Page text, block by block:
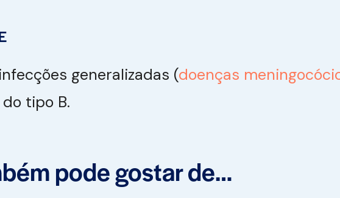
generalizadas (doenças
tipo B.
pode gostar de…